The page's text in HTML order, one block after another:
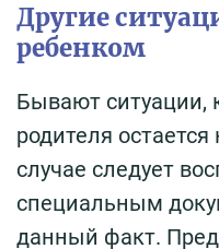
Другие
ребенком
Бывают ситуации,
родителя
случае следует
специальным
данный факт.